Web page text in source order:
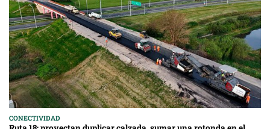
CONECTIVIDAD